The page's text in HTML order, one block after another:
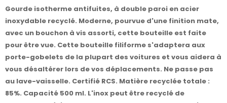
Gourde isotherme antifuites, à double paroi en acier
inoxydable recyclé. Moderne, pourvue d'une finition mate,
avec un bouchon à vis assorti, cette bouteille est faite
pour être vue. Cette bouteille filiforme s'adaptera aux
porte-gobelets de la plupart des voitures et vous aidera à
vous désaltérer lors de vos déplacements. Ne passe pas
au lave-vaisselle. Certifié RCS. Matière recyclée totale :
85%. Capacité 500 ml. L'inox peut être recyclé de